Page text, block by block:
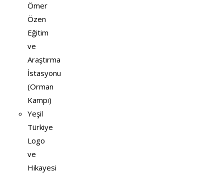
Ömer
Özen
Eğitim
ve
Araştırma
İstasyonu
(Orman
Kampı)
Yeşil
Türkiye
Logo
ve
Hikayesi